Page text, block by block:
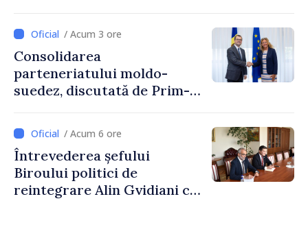
Republica Moldova merge în
direcția corectă”
/ Acum 3 ore
Consolidarea
parteneriatului moldo-
suedez, discutată de Prim-
Ambasadoarea Suediei,
Petra Lärke/ Acum 6 ore
Întrevederea șefului
Biroului politici de
reintegrare Alin Gvidiani cu